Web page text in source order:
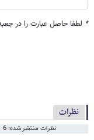
* لطفا حاصل عبارت را در
نظرات
نظرات منتشر شده: 6